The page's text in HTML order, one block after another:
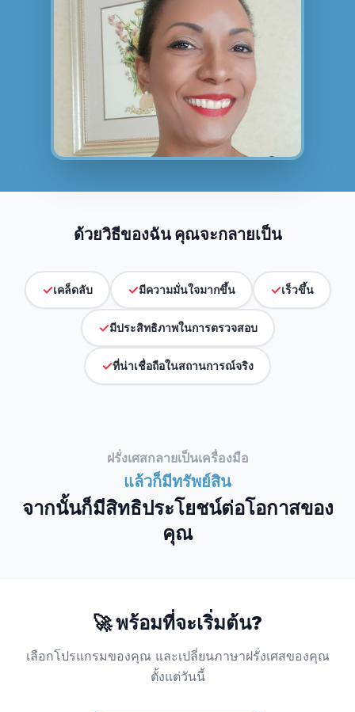
ด้วยวิธีของฉัน คุณจะกลายเป็น
✓เคล็ดลับ ✓มีความมั่นใจมากขึ้น ✓เร็วขึ้น
✓มีประสิทธิภาพในการตรวจสอบ
✓ที่น่าเชื่อถือในสถานการณ์จริง
ฝรั่งเศสกลายเป็นเครื่องมือ
แล้วก็มีทรัพย์สิน
จากนั้นก็มีสิทธิประโยชน์ต่อโอกาสของ
คุณ
🚀พร้อมที่จะเริ่มต้น?
เลือกโปรแกรมของคุณ และเปลี่ยนภาษาฝรั่งเศสของคุณ
ตั้งแต่วันนี้